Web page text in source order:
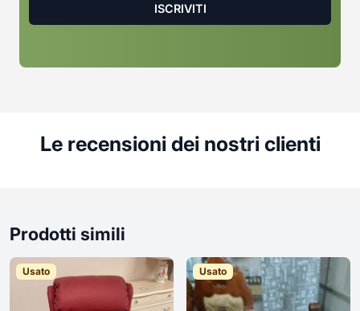
Le recensioni dei nostri clienti
Prodotti simili
Usato Usato